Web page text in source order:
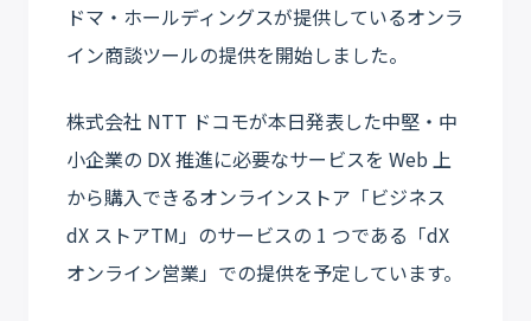
ドマ・ホールディングスが提供しているオンラ
イン商談ツールの提供を開始しました。
株式会社 NTT ドコモが本日発表した中堅・中
小企業の DX 推進に必要なサービスを Web 上
から購入できるオンラインストア「ビジネス
dX ストアTM」のサービスの 1 つである「dX
オンライン営業」での提供を予定しています。